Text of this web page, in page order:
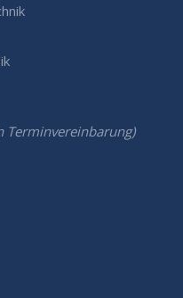
Terminvereinbarung)